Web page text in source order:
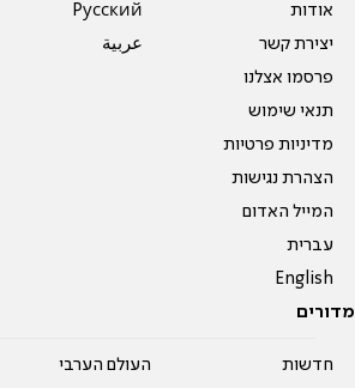
אודות
יצירת קשר
פרסמו אצלנו
תנאי שימוש
מדיניות פרטיות
הצהרת נגישות
המייל האדום
עברית
English
Pусский
عربية
מדורים
חדשות
העולם הערבי